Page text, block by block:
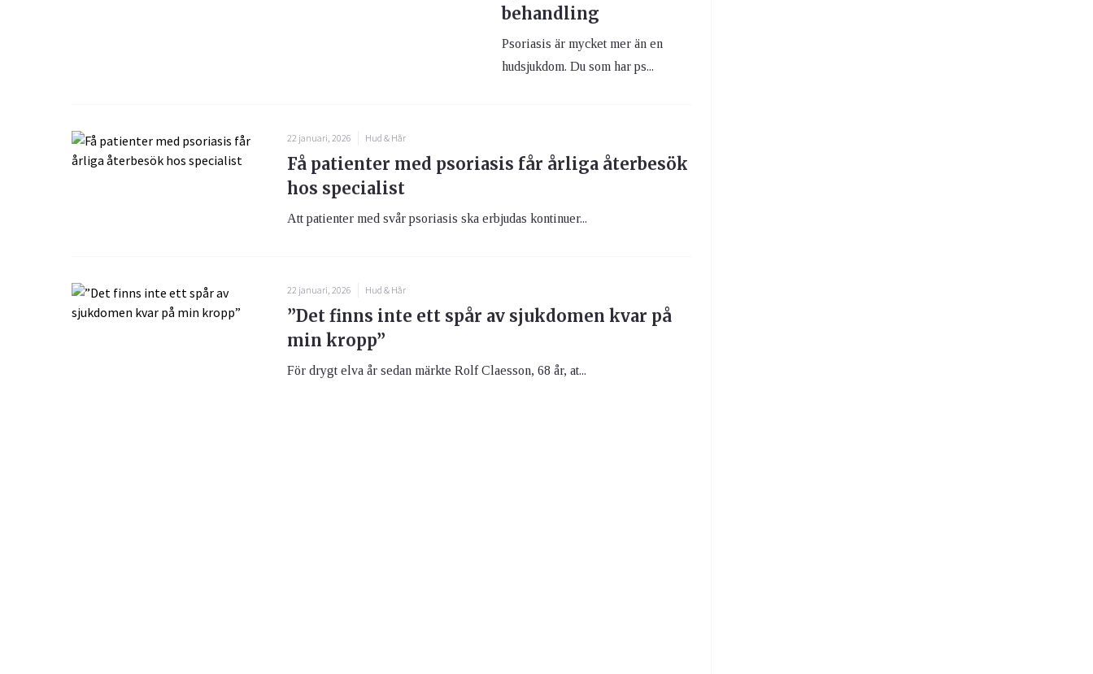
behandling
Psoriasis är mycket mer än en
hudsjukdom. Du som har ps...
22 januari, 2026 Hud & Hår
Få patienter med psoriasis får årliga återbesök
hos specialist
Att patienter med svår psoriasis ska erbjudas kontinuer...
22 januari, 2026 Hud & Hår
”Det finns inte ett spår av sjukdomen kvar på
min kropp”
För drygt elva år sedan märkte Rolf Claesson, 68 år, at...